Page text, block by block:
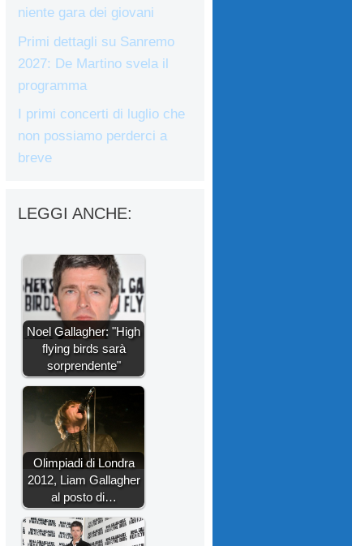
niente gara dei giovani
Primi dettagli su Sanremo
2027: De Martino svela il
programma
I primi concerti di luglio che
non possiamo perderci a
breve
LEGGI ANCHE:
Noel Gallagher: "High
flying birds sarà
sorprendente"
Olimpiadi di Londra
2012, Liam Gallagher
al posto di…